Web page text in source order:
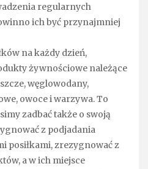
regularnych
ich być przynajmniej
na każdy dzień,
żywnościowe należące
węglowodany,
owoce i warzywa. To
zadbać także o swoją
z podjadania
posiłkami, zrezygnować z
a w ich miejsce